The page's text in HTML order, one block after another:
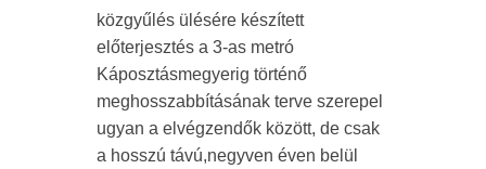
közgyűlés ülésére készített
előterjesztés a 3-as metró
Káposztásmegyerig történő
meghosszabbításának terve szerepel
ugyan a elvégzendők között, de csak
a hosszú távú,negyven éven belül